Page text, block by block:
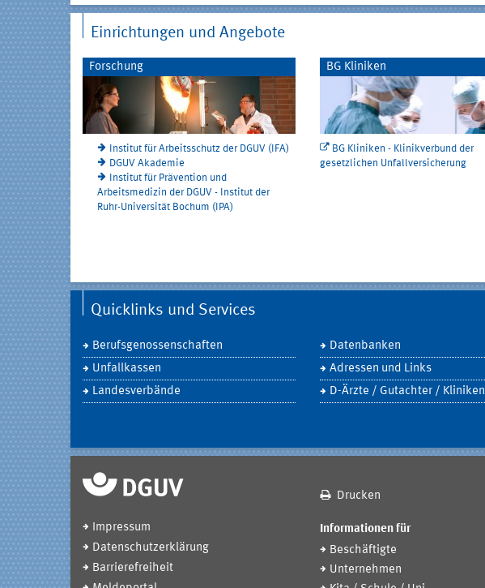
Einrichtungen und Angebote
Forschung
Institut für Arbeitsschutz der DGUV (IFA)
DGUV Akademie
Institut für Prävention und
Arbeitsmedizin der DGUV - Institut der
Ruhr-Universität Bochum (IPA)
BG Kliniken
BG Kliniken - Klinikverbund der
gesetzlichen Unfallversicherung
Quicklinks und Services
Berufsgenossenschaften
Unfallkassen
Landesverbände
Datenbanken
Adressen und Links
D-Ärzte / Gutachter / Kliniken
Drucken
Impressum
Datenschutzerklärung
Barrierefreiheit
Informationen für
Beschäftigte
Unternehmen